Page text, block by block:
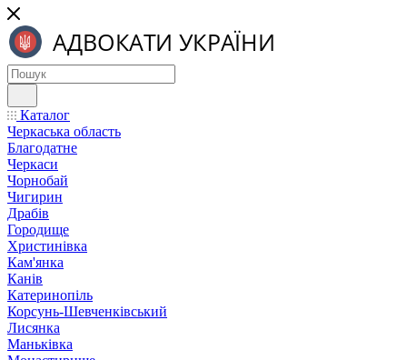
Каталог
Черкаська область
Благодатне
Черкаси
Чорнобай
Чигирин
Драбів
Городище
Христинівка
Кам'янка
Канів
Катеринопіль
Корсунь-Шевченківський
Лисянка
Маньківка